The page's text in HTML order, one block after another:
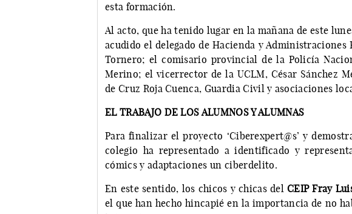
esta formación.
Al acto, que ha tenido lugar en la mañana de este
acudido el delegado de Hacienda y Administraciones
Tornero; el comisario provincial de la Policía
Merino; el vicerrector de la UCLM, César Sánchez
de Cruz Roja Cuenca, Guardia Civil y asociaciones
EL TRABAJO DE LOS ALUMNOS Y ALUMNAS
Para finalizar el proyecto ‘Ciberexpert@s’ y
colegio ha representado a identificado y
cómics y adaptaciones un ciberdelito.
En este sentido, los chicos y chicas del CEIP Fray
el que han hecho hincapié en la importancia de no